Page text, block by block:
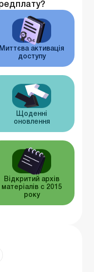
Миттєва активація
доступу
Щоденні
оновлення
Відкритий архів
матеріалів c 2015
року